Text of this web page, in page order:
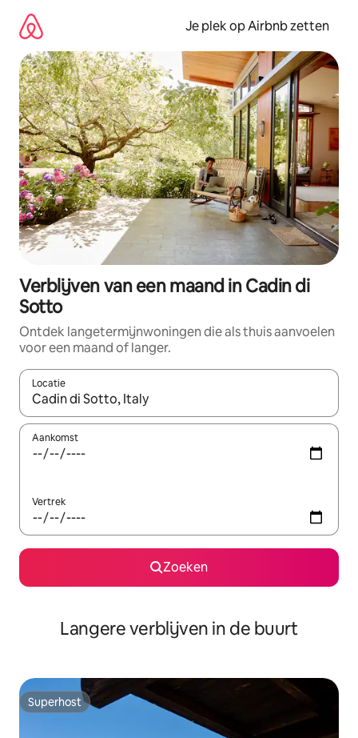
direct
naar
inhoud
Je plek op Airbnb zetten
Verblijven van een maand in Cadin di
Sotto
Ontdek langetermijnwoningen die als thuis aanvoelen
voor een maand of langer.
Locatie
Wanneer er resultaten beschikbaar zijn, maak je een keuze
Aankomst
Vertrek
Zoeken
Langere verblijven in de buurt
Superhost
Superhost